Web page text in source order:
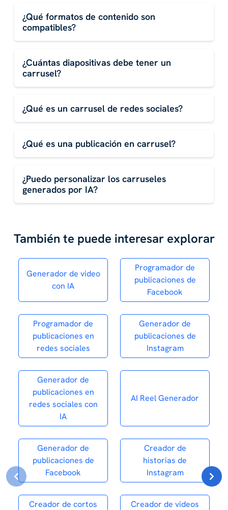
¿Qué formatos de contenido son
compatibles?
¿Cuántas diapositivas debe tener un
carrusel?
¿Qué es un carrusel de redes sociales?
¿Qué es una publicación en carrusel?
¿Puedo personalizar los carruseles
generados por IA?
También te puede interesar explorar
Generador de video
con IA
Programador de
publicaciones de
Facebook
Programador de
publicaciones en
redes sociales
Generador de
publicaciones de
Instagram
Generador de
publicaciones en
redes sociales con
IA
AI Reel Generador
Generador de
publicaciones de
Facebook
Creador de
historias de
Instagram
Creador de cortos
Creador de videos